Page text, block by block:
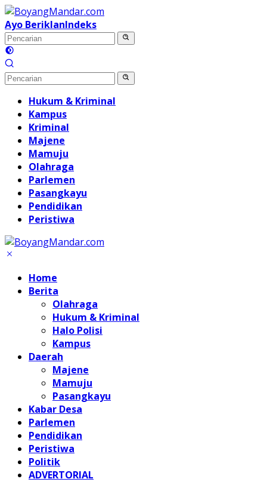
Langsung
ke
konten
Ayo BeriklanIndeks
Hukum & Kriminal
Kampus
Kriminal
Majene
Mamuju
Olahraga
Parlemen
Pasangkayu
Pendidikan
Peristiwa
Home
Berita
Olahraga
Hukum & Kriminal
Halo Polisi
Kampus
Daerah
Majene
Mamuju
Pasangkayu
Kabar Desa
Parlemen
Pendidikan
Peristiwa
Politik
ADVERTORIAL